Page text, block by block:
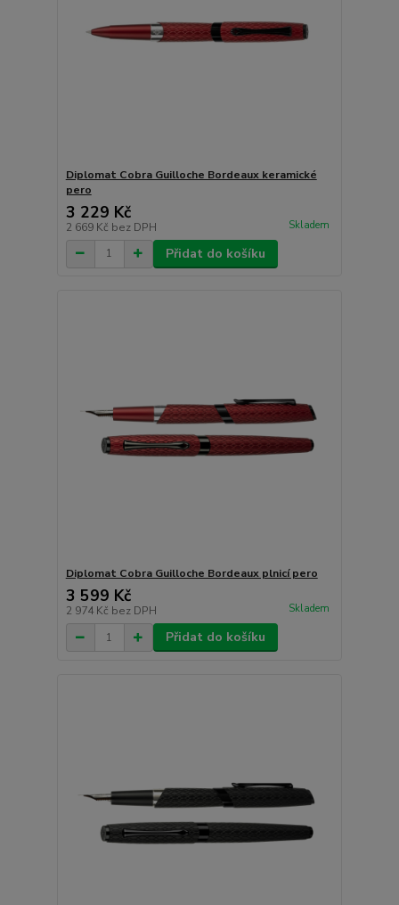
Diplomat Cobra Guilloche Bordeaux keramické
pero
3 229 Kč
2 669 Kč bez DPH Skladem
Přidat do košíku
Diplomat Cobra Guilloche Bordeaux plnicí pero
3 599 Kč
2 974 Kč bez DPH Skladem
Přidat do košíku